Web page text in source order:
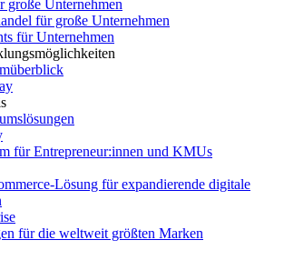
große Unternehmen
für große Unternehmen
für Unternehmen
für Entrepreneur:innen und KMUs
Lösung für expandierende digitale
für die weltweit größten Marken